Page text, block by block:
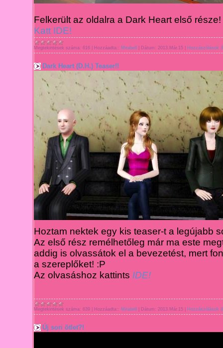
Felkerült az oldalra a Dark Heart első
Katt IDE!
Megtekintések száma: 616 Hozzáadta:: Mirabell Dátum: 2013.Már.15 Hozzászólások
Dark Heart (D.H.) Teaser!!
Hoztam nektek egy kis teaser-t a legújabb
Az első rész remélhetőleg már ma este
addig is olvassátok el a bevezetést, mert
a szereplőket! :P
Az olvasáshoz kattints IDE!
Megtekintések száma: 639 Hozzáadta:: Mirabell Dátum: 2013.Már.15 Hozzászólások
Új sori ötlet?!